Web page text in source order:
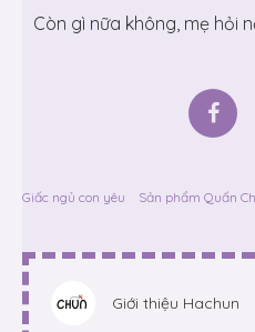
Còn gì nữa không, mẹ hỏi
Giấc ngủ con yêu Sản phẩm Quấn
Giới thiệu Hachun